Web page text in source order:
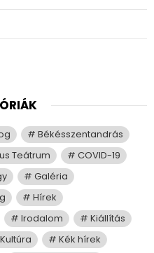
Békésszentandrás
Teátrum
COVID-19
Galéria
Hírek
Irodalom
Kiállítás
Kultúra
Kék hírek